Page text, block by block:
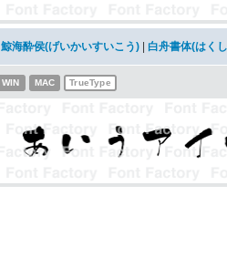
鯨海酔侯(げいかいすいこう) 白舟書体(はく
WIN MAC TrueType